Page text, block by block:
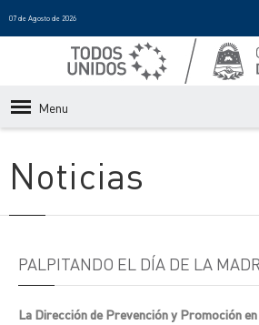
07 de Agosto de 2026
Menu
Noticias
PALPITANDO EL DÍA DE LA
La Dirección de Prevención y Promoción